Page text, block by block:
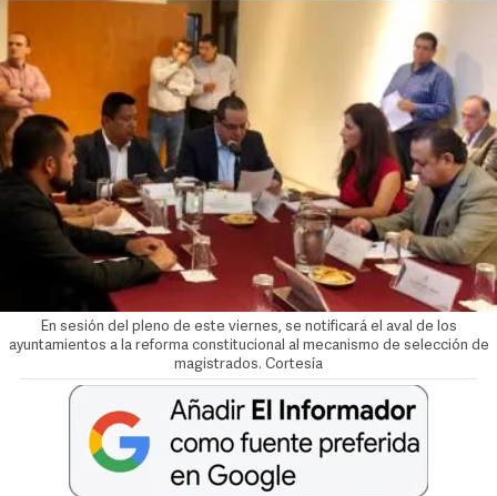
En sesión del pleno de este viernes, se notificará el aval de los
ayuntamientos a la reforma constitucional al mecanismo de selección de
magistrados. Cortesía